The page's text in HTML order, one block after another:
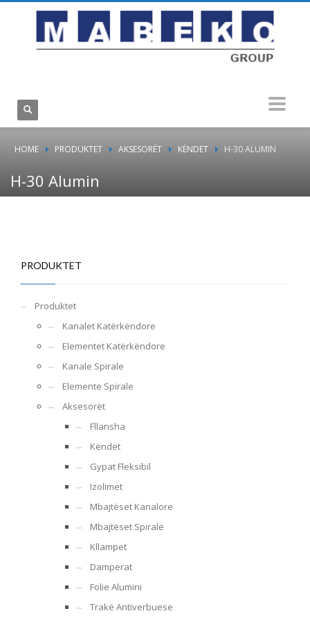
HOME PRODUKTET AKSESORËT KËNDET H-30 ALUMIN
H-30 Alumin
PRODUKTET
Produktet
Kanalet Katërkëndore
Elementet Katërkëndore
Kanale Spirale
Elemente Spirale
Aksesorët
Fllansha
Këndet
Gypat Fleksibil
Izolimet
Mbajtëset Kanalore
Mbajtëset Spirale
Kllampet
Damperat
Folie Alumini
Trakë Antiverbuese